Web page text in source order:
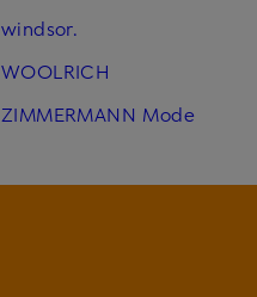
windsor.
WOOLRICH
ZIMMERMANN Mode